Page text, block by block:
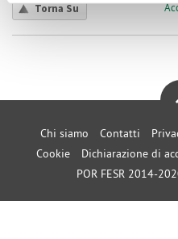
Torna Su
Chi siamo Contatti
Cookie
Dichiarazione di
POR FESR 2014-